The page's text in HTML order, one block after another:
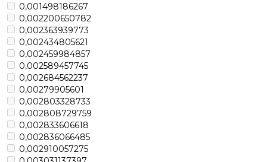
0,001498186267
0,002200650782
0,002363939773
0,002434805621
0,002459984857
0,002589457745
0,002684562237
0,00279905601
0,002803328733
0,002808729759
0,002833606618
0,002836066485
0,002910057275